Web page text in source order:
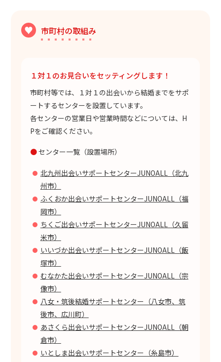
市町村の取組み
１対１のお見合いをセッティングします！
市町村等では、１対１の出会いから結婚までをサポ
ートするセンターを設置しています。
各センターの営業日や営業時間などについては、H
Pをご確認ください。
●センター一覧（設置場所）
北九州出会いサポートセンターJUNOALL（北九
州市）
ふくおか出会いサポートセンターJUNOALL（福
岡市）
ちくご出会いサポートセンターJUNOALL（久留
米市）
いいづか出会いサポートセンターJUNOALL（飯
塚市）
むなかた出会いサポートセンターJUNOALL（宗
像市）
八女・筑後結婚サポートセンター（八女市、筑
後市、広川町）
あさくら出会いサポートセンターJUNOALL（朝
倉市）
いとしま出会いサポートセンター（糸島市）